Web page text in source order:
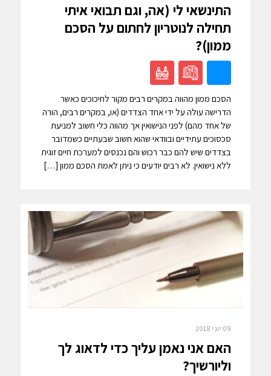
התינשאי לי (אה, וגם תבואי איתי
תחילה לנוטריון לחתום על הסכם
ממון)?
הסכם ממון מהווה במקרים רבים מקור לחיכוכים כאשר
הדרישה עולה על ידי אחד הצדדים (או, במקרים רבים, הורה
של אחד מהם) לפני הנישואין אך מהווה כלי חשוב למניעת
סכסוכים עתידיים ובוודאי שהוא חשוב שבעתיים כשמדובר
בצדדים שיש להם כבר רכוש והם נכנסים למערכת חיים זוגית
ללא נישואין. לא רבים יודעים כי ניתן לאמת הסכם ממון […]
09 יוני 2018
האם אני נאמן עליך כדי לדאוג לך
וליורשיך?